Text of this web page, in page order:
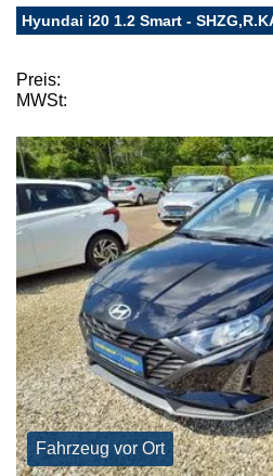
Hyundai i20 1.2 Smart -
Preis:
MWSt:
Fahrzeug vor Ort